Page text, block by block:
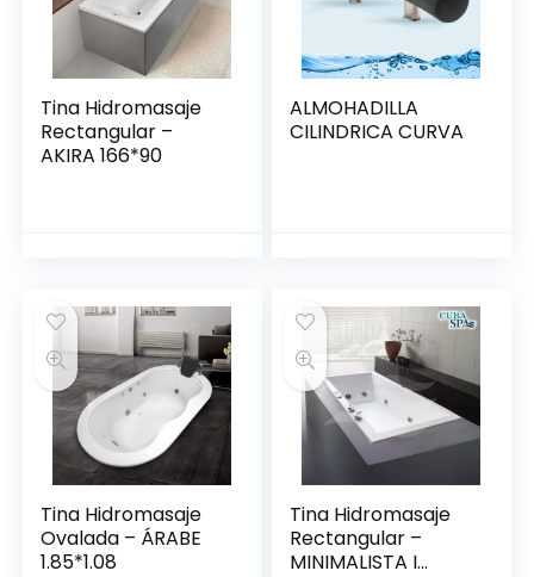
Tina Hidromasaje
Rectangular –
AKIRA 166*90
ALMOHADILLA
CILINDRICA CURVA
Tina Hidromasaje
Ovalada – ÁRABE
1.85*1.08
Tina Hidromasaje
Rectangular –
MINIMALISTA I